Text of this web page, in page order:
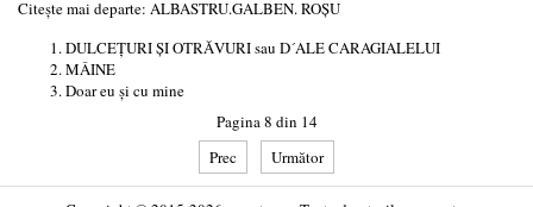
Citește mai departe: ALBASTRU.GALBEN. ROȘU
DULCEŢURI ŞI OTRĂVURI sau D´ALE CARAGIALELUI
MÂINE
Doar eu și cu mine
Pagina 8 din 14
Prec
Următor